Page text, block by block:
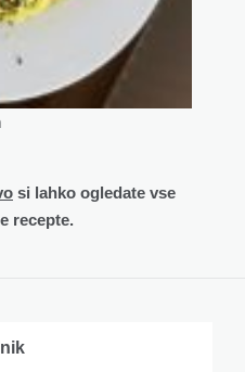
si lahko ogledate vse
recepte.